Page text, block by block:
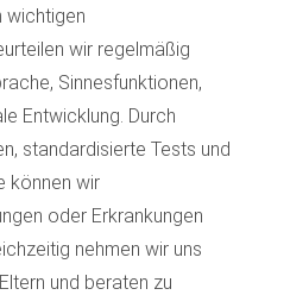
wichtigen
wir regelmäßig
Sinnesfunktionen,
Entwicklung. Durch
standardisierte Tests und
können wir
oder Erkrankungen
nehmen wir uns
und beraten zu